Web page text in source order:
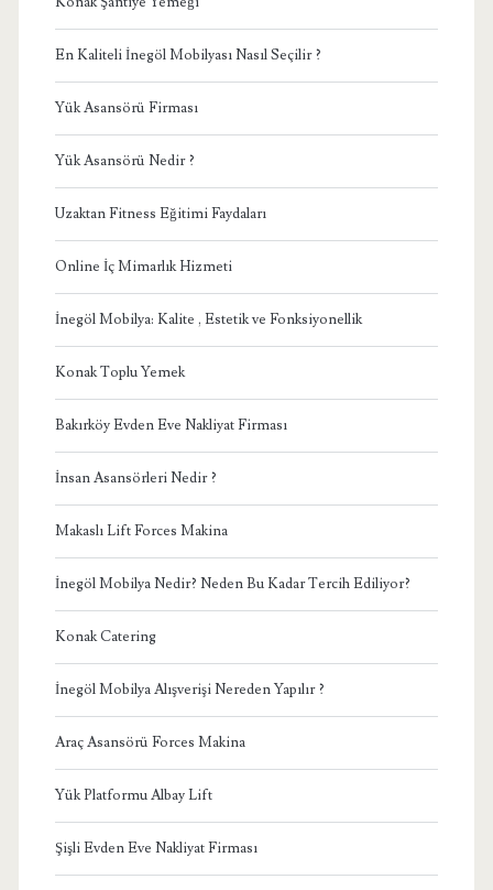
En Kaliteli İnegöl Mobilyası Nasıl Seçilir ?
Yük Asansörü Firması
Yük Asansörü Nedir ?
Uzaktan Fitness Eğitimi Faydaları
Online İç Mimarlık Hizmeti
İnegöl Mobilya: Kalite , Estetik ve Fonksiyonellik
Konak Toplu Yemek
Bakırköy Evden Eve Nakliyat Firması
İnsan Asansörleri Nedir ?
Makaslı Lift Forces Makina
İnegöl Mobilya Nedir? Neden Bu Kadar Tercih Ediliyor?
Konak Catering
İnegöl Mobilya Alışverişi Nereden Yapılır ?
Araç Asansörü Forces Makina
Yük Platformu Albay Lift
Şişli Evden Eve Nakliyat Firması